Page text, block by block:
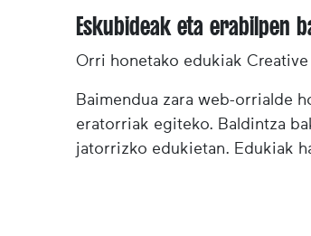
Eskubideak eta erabilpen
Orri honetako edukiak
Baimendua zara web-orrialde
eratorriak egiteko. Baldintza
jatorrizko edukietan. Edukiak